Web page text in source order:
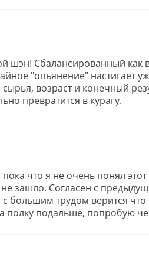
шэн! Сбалансированный как
"опьянение" настигает
сырья, возраст и конечный
превратится в курагу.
что я не очень понял
не зашло. Согласен с
большим трудом верится
полку подальше, попробую